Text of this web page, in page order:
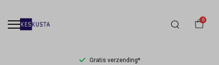
0
Gratis verzending*